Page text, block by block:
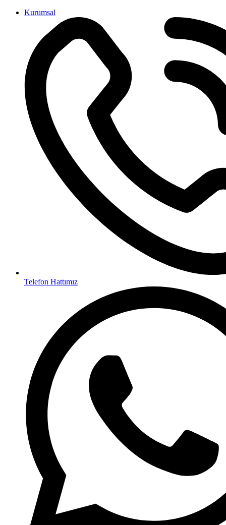
İçeriğeKurumsal
Telefon Hattımız